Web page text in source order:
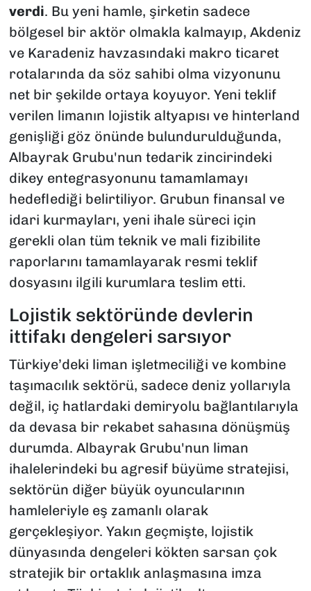
verdi. Bu yeni hamle, şirketin sadece
bölgesel bir aktör olmakla kalmayıp, Akdeniz
ve Karadeniz havzasındaki makro ticaret
rotalarında da söz sahibi olma vizyonunu
net bir şekilde ortaya koyuyor. Yeni teklif
verilen limanın lojistik altyapısı ve hinterland
genişliği göz önünde bulundurulduğunda,
Albayrak Grubu'nun tedarik zincirindeki
dikey entegrasyonunu tamamlamayı
hedeflediği belirtiliyor. Grubun finansal ve
idari kurmayları, yeni ihale süreci için
gerekli olan tüm teknik ve mali fizibilite
raporlarını tamamlayarak resmi teklif
dosyasını ilgili kurumlara teslim etti.
Lojistik sektöründe devlerin
ittifakı dengeleri sarsıyor
Türkiye’deki liman işletmeciliği ve kombine
taşımacılık sektörü, sadece deniz yollarıyla
değil, iç hatlardaki demiryolu bağlantılarıyla
da devasa bir rekabet sahasına dönüşmüş
durumda. Albayrak Grubu'nun liman
ihalelerindeki bu agresif büyüme stratejisi,
sektörün diğer büyük oyuncularının
hamleleriyle eş zamanlı olarak
gerçekleşiyor. Yakın geçmişte, lojistik
dünyasında dengeleri kökten sarsan çok
stratejik bir ortaklık anlaşmasına imza